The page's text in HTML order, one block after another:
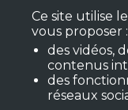
Ce site utilise
vous proposer :
des vidéos,
contenus
des
réseaux